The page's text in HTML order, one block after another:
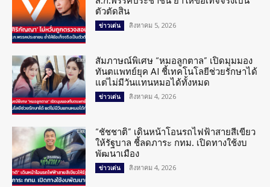
ตัวตัดสิน
ข่าวเด่น สิงหาคม 5, 2026
สัมภาษณ์พิเศษ “หมอลูกตาล” เปิดมุมมอง
ทันตแพทย์ยุค AI ชี้เทคโนโลยีช่วยรักษาได้
แต่ไม่มีวันแทนหมอได้ทั้งหมด
ข่าวเด่น สิงหาคม 4, 2026
“ชัชชาติ” เดินหน้าโอนรถไฟฟ้าสายสีเขียว
ให้รัฐบาล ชี้ลดภาระ กทม. เปิดทางใช้งบ
พัฒนาเมือง
ข่าวเด่น สิงหาคม 4, 2026